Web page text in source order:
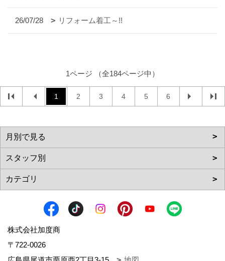
26/07/28 リフォーム着工～!!
1ページ （全184ページ中）
1 2 3 4 5 6
株式会社加度商
〒722-0026